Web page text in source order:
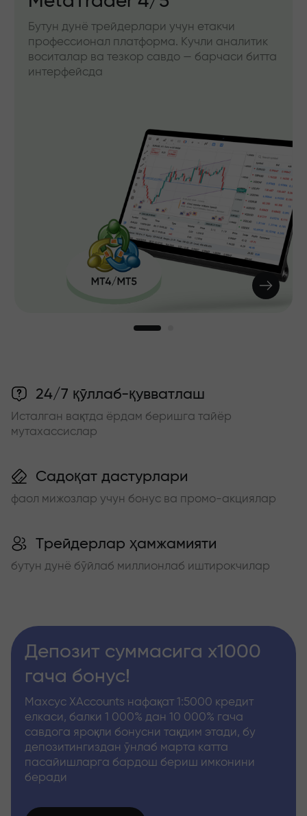
Бутун дунё трейдерлари учун етакчи
профессионал платформа. Кучли аналитик
воситалар ва тезкор савдо — барчаси битта
интерфейсда
24/7 қўллаб-қувватлаш
Исталган вақтда ёрдам беришга тайёр
мутахассислар
Садоқат дастурлари
фаол мижозлар учун бонус ва промо-акциялар
Трейдерлар ҳамжамияти
бутун дунё бўйлаб миллионлаб иштирокчилар
Депозит суммасига x1000
гача бонус!
Махсус XAccounts нафақат 1:5000 кредит
елкаси, балки 1 000% дан 10 000% гача
савдога яроқли бонусни тақдим этади, бу
депозитингиздан ўнлаб марта катта
пасайишларга бардош бериш имконини
беради